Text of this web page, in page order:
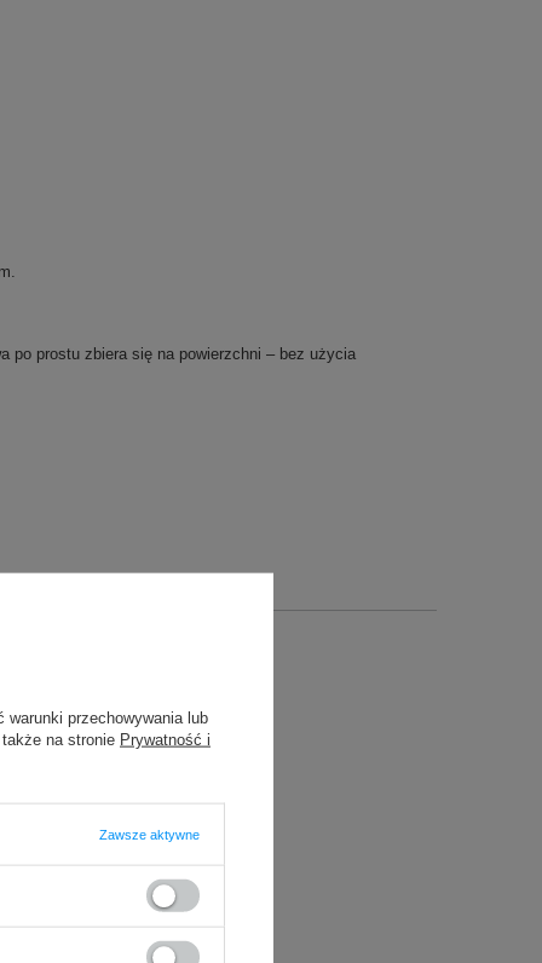
po prostu zbiera się na powierzchni – bez użycia
warunki przechowywania lub
na stronie Prywatność i
Zawsze aktywne